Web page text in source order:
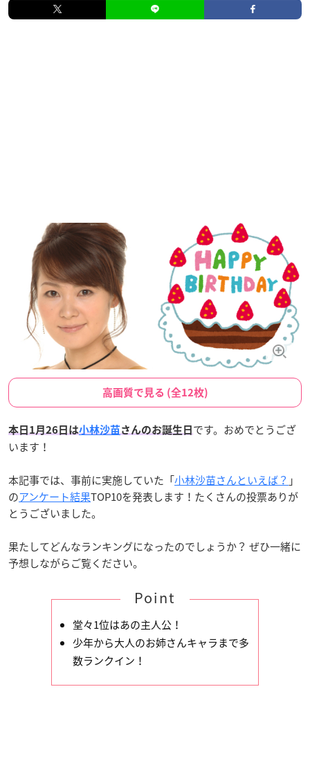
高画質で見る (全12枚)
本日1月26日は小林沙苗さんのお誕生日 です。おめでとうござ
います！
本記事では、事前に実施していた「小林沙苗さんといえば？ 」
のアンケート結果TOP10を発表します！たくさんの投票ありが
とうございました。
果たしてどんなランキングになったのでしょうか？ ぜひ一緒に
予想しながらご覧ください。
Point
堂々1位はあの主人公！
少年から大人のお姉さんキャラまで多
数ランクイン！